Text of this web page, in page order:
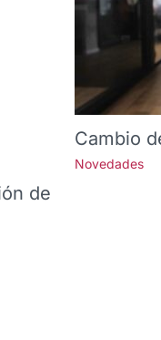
de
Cambio
Novedades